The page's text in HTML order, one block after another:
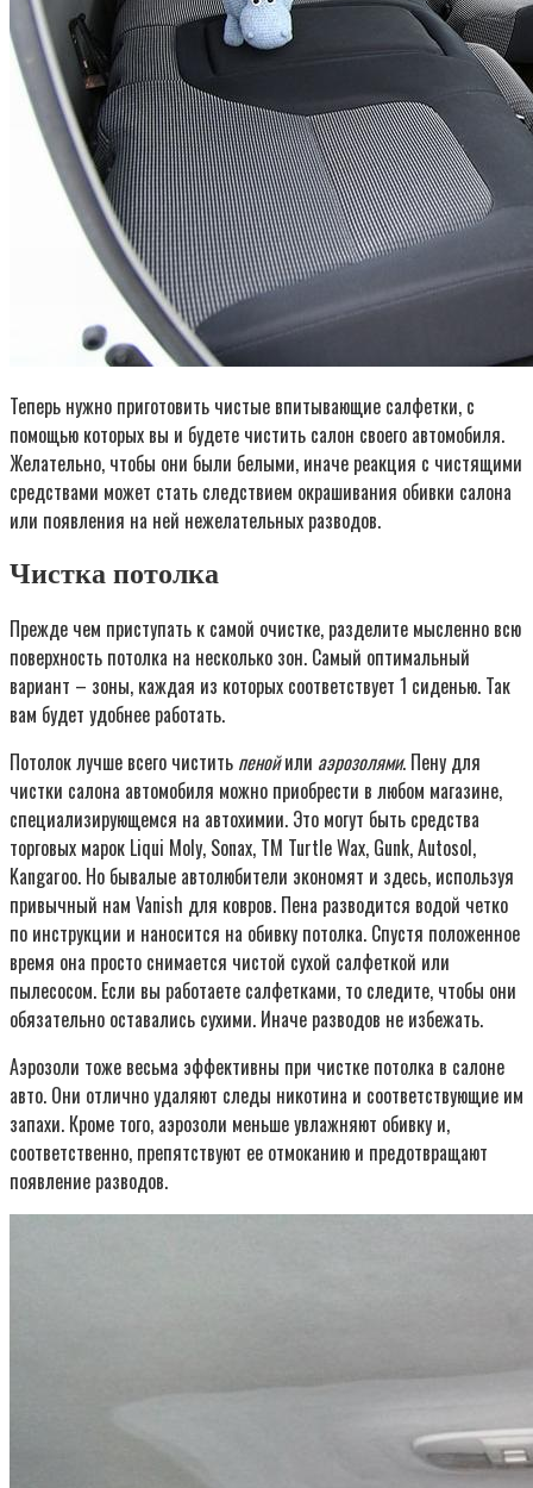
Теперь нужно приготовить чистые впитывающие салфетки, с
помощью которых вы и будете чистить салон своего автомобиля.
Желательно, чтобы они были белыми, иначе реакция с чистящими
средствами может стать следствием окрашивания обивки салона
или появления на ней нежелательных разводов.
Чистка потолка
Прежде чем приступать к самой очистке, разделите мысленно всю
поверхность потолка на несколько зон. Самый оптимальный
вариант – зоны, каждая из которых соответствует 1 сиденью. Так
вам будет удобнее работать.
Потолок лучше всего чистить пенойили аэрозолями. Пену для
чистки салона автомобиля можно приобрести в любом магазине,
специализирующемся на автохимии. Это могут быть средства
торговых марок Liqui Moly, Sonax, ТМ Turtle Wax, Gunk, Autosol,
Kangaroo. Но бывалые автолюбители экономят и здесь, используя
привычный нам Vanish для ковров. Пена разводится водой четко
по инструкции и наносится на обивку потолка. Спустя положенное
время она просто снимается чистой сухой салфеткой или
пылесосом. Если вы работаете салфетками, то следите, чтобы они
обязательно оставались сухими. Иначе разводов не избежать.
Аэрозоли тоже весьма эффективны при чистке потолка в салоне
авто. Они отлично удаляют следы никотина и соответствующие им
запахи. Кроме того, аэрозоли меньше увлажняют обивку и,
соответственно, препятствуют ее отмоканию и предотвращают
появление разводов.